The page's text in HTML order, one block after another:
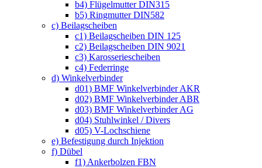
b4) Flügelmutter DIN315
b5) Ringmutter DIN582
c) Beilagscheiben
c1) Beilagscheiben DIN 125
c2) Beilagscheiben DIN 9021
c3) Karosseriescheiben
c4) Federringe
d) Winkelverbinder
d01) BMF Winkelverbinder AKR
d02) BMF Winkelverbinder ABR
d03) BMF Winkelverbinder AG
d04) Stuhlwinkel / Divers
d05) V-Lochschiene
e) Befestigung durch Injektion
f) Dübel
f1) Ankerbolzen FBN